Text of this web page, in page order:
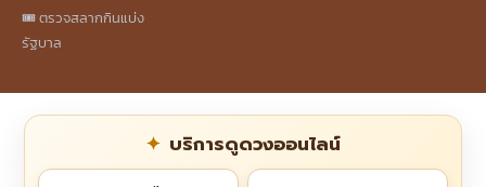
🎟️ ตรวจสลากกินแบ่ง
รัฐบาล
บริการดูดวงออนไลน์